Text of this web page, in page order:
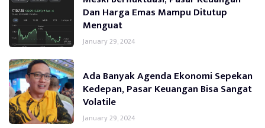
Dan Harga Emas Mampu Ditutup
Menguat
January 29, 2024
Ada Banyak Agenda Ekonomi Sepekan
Kedepan, Pasar Keuangan Bisa Sangat
Volatile
January 29, 2024